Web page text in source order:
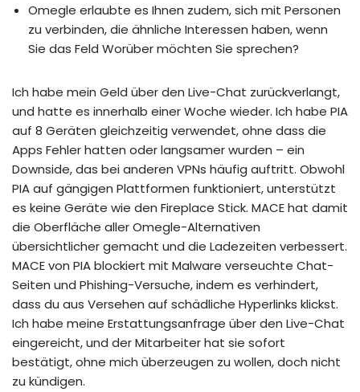
Omegle erlaubte es Ihnen zudem, sich mit Personen
zu verbinden, die ähnliche Interessen haben, wenn
Sie das Feld Worüber möchten Sie sprechen?
Ich habe mein Geld über den Live-Chat zurückverlangt,
und hatte es innerhalb einer Woche wieder. Ich habe PIA
auf 8 Geräten gleichzeitig verwendet, ohne dass die
Apps Fehler hatten oder langsamer wurden – ein
Downside, das bei anderen VPNs häufig auftritt. Obwohl
PIA auf gängigen Plattformen funktioniert, unterstützt
es keine Geräte wie den Fireplace Stick. MACE hat damit
die Oberfläche aller Omegle-Alternativen
übersichtlicher gemacht und die Ladezeiten verbessert.
MACE von PIA blockiert mit Malware verseuchte Chat-
Seiten und Phishing-Versuche, indem es verhindert,
dass du aus Versehen auf schädliche Hyperlinks klickst.
Ich habe meine Erstattungsanfrage über den Live-Chat
eingereicht, und der Mitarbeiter hat sie sofort
bestätigt, ohne mich überzeugen zu wollen, doch nicht
zu kündigen.